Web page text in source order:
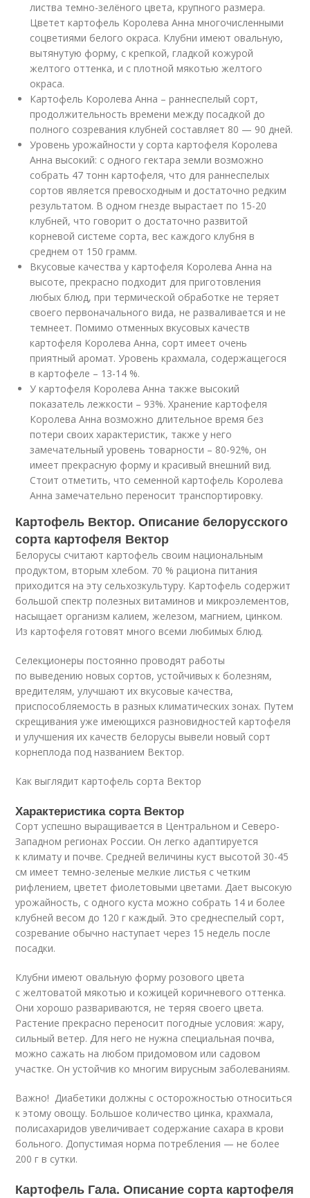
листва темно-зелёного цвета, крупного размера.
Цветет картофель Королева Анна многочисленными
соцветиями белого окраса. Клубни имеют овальную,
вытянутую форму, с крепкой, гладкой кожурой
желтого оттенка, и с плотной мякотью желтого
окраса.
Картофель Королева Анна – раннеспелый сорт,
продолжительность времени между посадкой до
полного созревания клубней составляет 80 — 90 дней.
Уровень урожайности у сорта картофеля Королева
Анна высокий: с одного гектара земли возможно
собрать 47 тонн картофеля, что для раннеспелых
сортов является превосходным и достаточно редким
результатом. В одном гнезде вырастает по 15-20
клубней, что говорит о достаточно развитой
корневой системе сорта, вес каждого клубня в
среднем от 150 грамм.
Вкусовые качества у картофеля Королева Анна на
высоте, прекрасно подходит для приготовления
любых блюд, при термической обработке не теряет
своего первоначального вида, не разваливается и не
темнеет. Помимо отменных вкусовых качеств
картофеля Королева Анна, сорт имеет очень
приятный аромат. Уровень крахмала, содержащегося
в картофеле – 13-14 %.
У картофеля Королева Анна также высокий
показатель лежкости – 93%. Хранение картофеля
Королева Анна возможно длительное время без
потери своих характеристик, также у него
замечательный уровень товарности – 80-92%, он
имеет прекрасную форму и красивый внешний вид.
Стоит отметить, что семенной картофель Королева
Анна замечательно переносит транспортировку.
Картофель Вектор. Описание белорусского
сорта картофеля Вектор
Белорусы считают картофель своим национальным
продуктом, вторым хлебом. 70 % рациона питания
приходится на эту сельхозкультуру. Картофель содержит
большой спектр полезных витаминов и микроэлементов,
насыщает организм калием, железом, магнием, цинком.
Из картофеля готовят много всеми любимых блюд.
Селекционеры постоянно проводят работы
по выведению новых сортов, устойчивых к болезням,
вредителям, улучшают их вкусовые качества,
приспособляемость в разных климатических зонах. Путем
скрещивания уже имеющихся разновидностей картофеля
и улучшения их качеств белорусы вывели новый сорт
корнеплода под названием Вектор.
Как выглядит картофель сорта Вектор
Характеристика сорта Вектор
Сорт успешно выращивается в Центральном и Северо-
Западном регионах России. Он легко адаптируется
к климату и почве. Средней величины куст высотой 30-45
см имеет темно-зеленые мелкие листья с четким
рифлением, цветет фиолетовыми цветами. Дает высокую
урожайность, с одного куста можно собрать 14 и более
клубней весом до 120 г каждый. Это среднеспелый сорт,
созревание обычно наступает через 15 недель после
посадки.
Клубни имеют овальную форму розового цвета
с желтоватой мякотью и кожицей коричневого оттенка.
Они хорошо развариваются, не теряя своего цвета.
Растение прекрасно переносит погодные условия: жару,
сильный ветер. Для него не нужна специальная почва,
можно сажать на любом придомовом или садовом
участке. Он устойчив ко многим вирусным заболеваниям.
Важно! Диабетики должны с осторожностью относиться
к этому овощу. Большое количество цинка, крахмала,
полисахаридов увеличивает содержание сахара в крови
больного. Допустимая норма потребления — не более
200 г в сутки.
Картофель Гала. Описание сорта картофеля